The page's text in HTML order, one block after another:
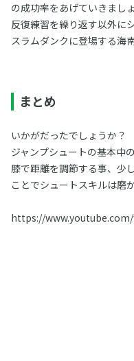
の成功率をあげていきましょ
反復練習を繰り返す以外に
スラムダンクに登場する海
まとめ
いかがだったでしょうか？
ジャンプシュートの基本中
膝で距離を調節する事、少
ことでシュートスキルは磨
https://www.youtube.com/